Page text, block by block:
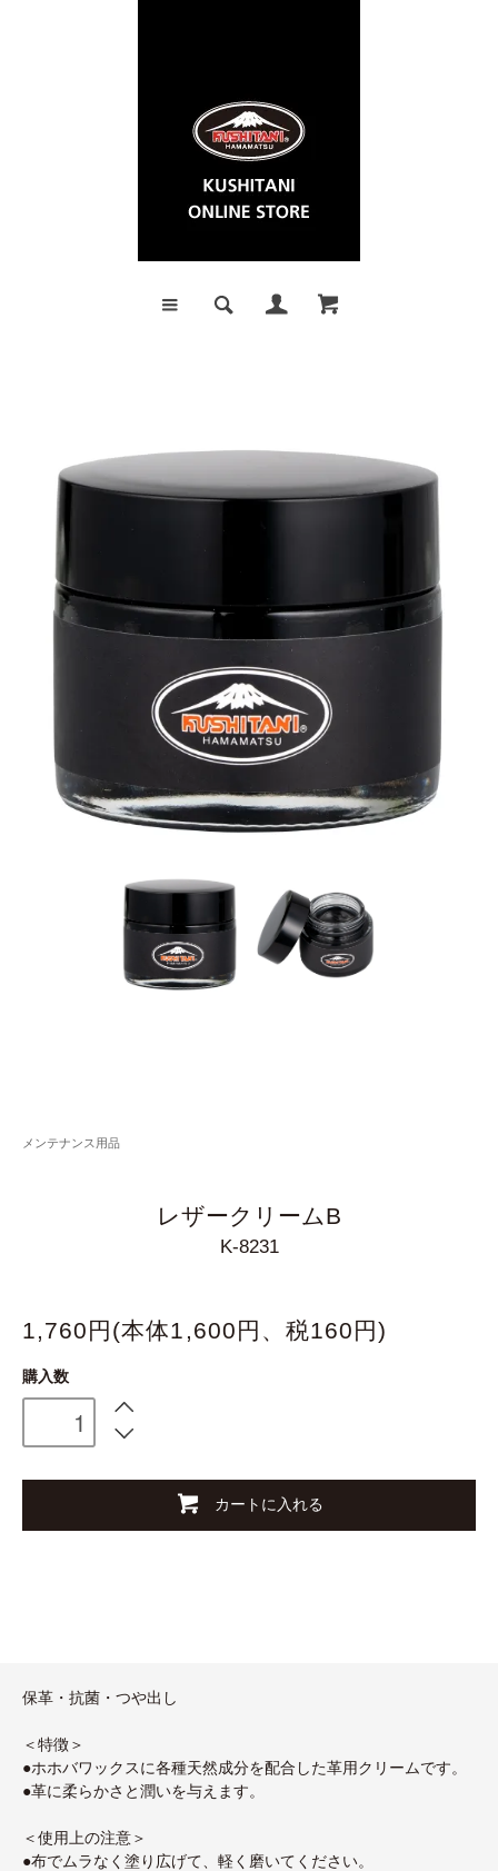
メンテナンス用品
レザークリームB
K-8231
1,760円(本体1,600円、税160円)
購入数
カートに入れる
保革・抗菌・つや出し
＜特徴＞
●ホホバワックスに各種天然成分を配合した革用クリームです。
●革に柔らかさと潤いを与えます。
＜使用上の注意＞
●布でムラなく塗り広げて、軽く磨いてください。